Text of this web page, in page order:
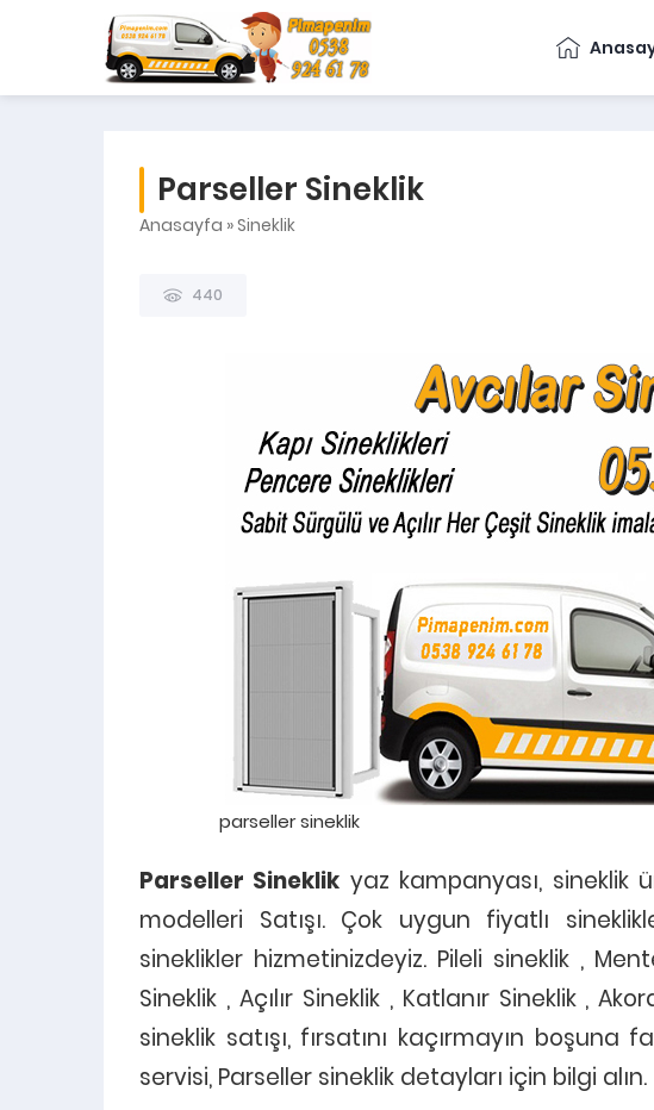
Parseller Sineklik
Anasayfa »Sineklik
440
parseller sineklik
Parseller Sineklik yaz kampanyası, sineklik
modelleri Satışı. Çok uygun fiyatlı
sineklikler hizmetinizdeyiz. Pileli sineklik ,
Sineklik , Açılır Sineklik , Katlanır Sineklik ,
sineklik satışı, fırsatını kaçırmayın
servisi, Parseller sineklik detayları için bilgi alın.